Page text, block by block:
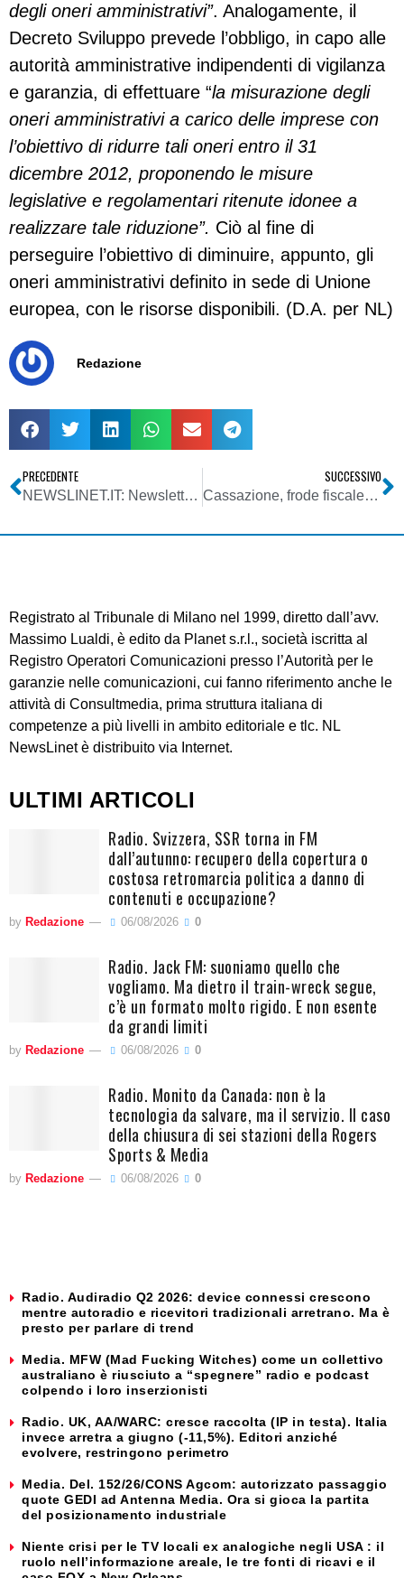
degli oneri amministrativi”. Analogamente, il
Decreto Sviluppo prevede l’obbligo, in capo alle
autorità amministrative indipendenti di vigilanza
e garanzia, di effettuare “la misurazione degli
oneri amministrativi a carico delle imprese con
l’obiettivo di ridurre tali oneri entro il 31
dicembre 2012, proponendo le misure
legislative e regolamentari ritenute idonee a
realizzare tale riduzione”. Ciò al fine di
perseguire l’obiettivo di diminuire, appunto, gli
oneri amministrativi definito in sede di Unione
europea, con le risorse disponibili. (D.A. per NL)
Redazione
PRECEDENTE
NEWSLINET.IT: Newsletter n. 604 del 11/05/2011
SUCCESSIVO
Cassazione, frode fiscale: IVA deducibile se non è provata la malafede delle fatture soggettivamente false
Registrato al Tribunale di Milano nel 1999, diretto dall’avv.
Massimo Lualdi, è edito da Planet s.r.l., società iscritta al
Registro Operatori Comunicazioni presso l’Autorità per le
garanzie nelle comunicazioni, cui fanno riferimento anche le
attività di Consultmedia, prima struttura italiana di
competenze a più livelli in ambito editoriale e tlc. NL
NewsLinet è distribuito via Internet.
ULTIMI ARTICOLI
Radio. Svizzera, SSR torna in FM
dall’autunno: recupero della copertura o
costosa retromarcia politica a danno di
contenuti e occupazione?
by Redazione 06/08/2026 0
Radio. Jack FM: suoniamo quello che
vogliamo. Ma dietro il train-wreck segue,
c’è un formato molto rigido. E non esente
da grandi limiti
by Redazione 06/08/2026 0
Radio. Monito da Canada: non è la
tecnologia da salvare, ma il servizio. Il caso
della chiusura di sei stazioni della Rogers
Sports & Media
by Redazione 06/08/2026 0
Radio. Audiradio Q2 2026: device connessi crescono
mentre autoradio e ricevitori tradizionali arretrano. Ma è
presto per parlare di trend
Media. MFW (Mad Fucking Witches) come un collettivo
australiano è riusciuto a “spegnere” radio e podcast
colpendo i loro inserzionisti
Radio. UK, AA/WARC: cresce raccolta (IP in testa). Italia
invece arretra a giugno (-11,5%). Editori anziché
evolvere, restringono perimetro
Media. Del. 152/26/CONS Agcom: autorizzato passaggio
quote GEDI ad Antenna Media. Ora si gioca la partita
del posizionamento industriale
Niente crisi per le TV locali ex analogiche negli USA : il
ruolo nell’informazione areale, le tre fonti di ricavi e il